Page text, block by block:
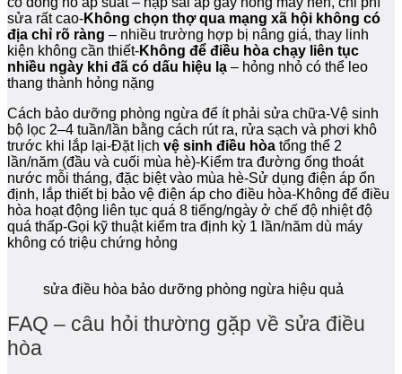
sửa rất cao-Không chọn thợ qua mạng xã hội không có
địa chỉ rõ ràng – nhiều trường hợp bị nâng giá, thay linh
kiện không cần thiết-Không để điều hòa chạy liên tục
nhiều ngày khi đã có dấu hiệu lạ – hỏng nhỏ có thể leo
thang thành hỏng nặng
Cách bảo dưỡng phòng ngừa để ít phải sửa chữa-Vệ sinh
bộ lọc 2–4 tuần/lần bằng cách rút ra, rửa sạch và phơi khô
trước khi lắp lại-Đặt lịch vệ sinh điều hòa tổng thể 2
lần/năm (đầu và cuối mùa hè)-Kiểm tra đường ống thoát
nước mỗi tháng, đặc biệt vào mùa hè-Sử dụng điện áp ổn
định, lắp thiết bị bảo vệ điện áp cho điều hòa-Không để điều
hòa hoạt động liên tục quá 8 tiếng/ngày ở chế độ nhiệt độ
quá thấp-Gọi kỹ thuật kiểm tra định kỳ 1 lần/năm dù máy
không có triệu chứng hỏng
sửa điều hòa bảo dưỡng phòng ngừa hiệu quả
FAQ – câu hỏi thường gặp về sửa điều
hòa